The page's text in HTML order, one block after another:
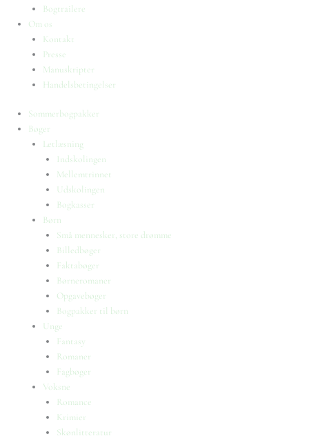
Bogtrailere
Om os
Kontakt
Presse
Manuskripter
Handelsbetingelser
Sommerbogpakker
Bøger
Letlæsning
Indskolingen
Mellemtrinnet
Udskolingen
Bogkasser
Børn
Små mennesker, store drømme
Billedbøger
Faktabøger
Børneromaner
Opgavebøger
Bogpakker til børn
Unge
Fantasy
Romaner
Fagbøger
Voksne
Romance
Krimier
Skønlitteratur